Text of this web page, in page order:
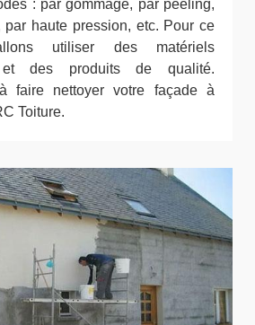
: par gommage, par peeling,
par haute pression, etc. Pour ce
utiliser des matériels
et des produits de qualité.
faire nettoyer votre façade à
Toiture.